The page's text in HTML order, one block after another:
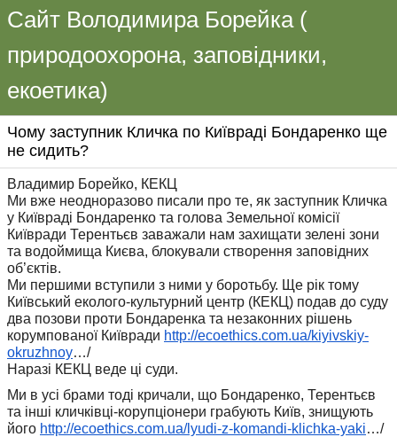
Сайт Володимира Борейка (
природоохорона, заповідники,
екоетика)
Чому заступник Кличка по Київраді Бондаренко ще
не сидить?
Владимир Борейко, КЕКЦ
Ми вже неодноразово писали про те, як заступник Кличка
у Київраді Бондаренко та голова Земельної комісії
Київради Терентьєв заважали нам захищати зелені зони
та водоймища Києва, блокували створення заповідних
об’єктів.
Ми першими вступили з ними у боротьбу. Ще рік тому
Київський еколого-культурний центр (КЕКЦ) подав до суду
два позови проти Бондаренка та незаконних рішень
корумпованої Київради http://ecoethics.com.ua/kiyivskiy-
okruzhnoy…/
Наразі КЕКЦ веде ці суди.
Ми в усі брами тоді кричали, що Бондаренко, Терентьєв
та інші кличківці-корупціонери грабують Київ, знищують
його http://ecoethics.com.ua/lyudi-z-komandi-klichka-yaki…/